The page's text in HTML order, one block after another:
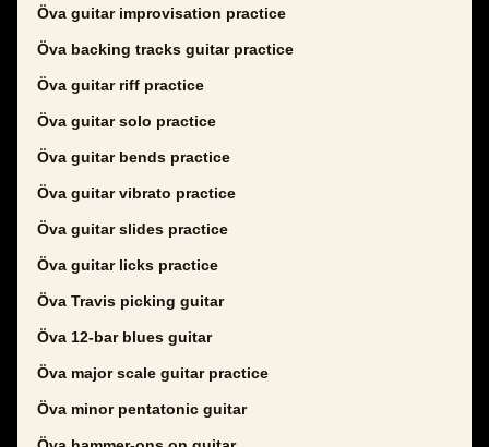
Öva guitar improvisation practice
Öva backing tracks guitar practice
Öva guitar riff practice
Öva guitar solo practice
Öva guitar bends practice
Öva guitar vibrato practice
Öva guitar slides practice
Öva guitar licks practice
Öva Travis picking guitar
Öva 12-bar blues guitar
Öva major scale guitar practice
Öva minor pentatonic guitar